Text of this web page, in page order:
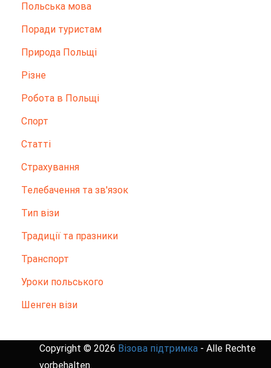
Польська мова
Поради туристам
Природа Польщі
Різне
Робота в Польщі
Спорт
Статті
Страхування
Телебачення та зв'язок
Тип візи
Традиції та празники
Транспорт
Уроки польського
Шенген візи
Copyright © 2026 Візова підтримка - Alle Rechte
vorbehalten.